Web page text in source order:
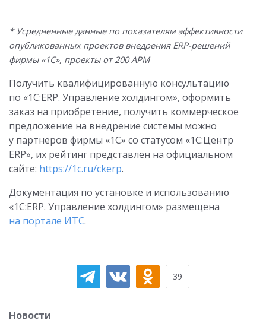
* Усредненные данные по показателям эффективности
опубликованных проектов внедрения ERP-решений
фирмы «1С», проекты от 200 АРМ
Получить квалифицированную консультацию
по «1С:ERP. Управление холдингом», оформить
заказ на приобретение, получить коммерческое
предложение на внедрение системы можно
у партнеров фирмы «1С» со статусом «1С:Центр
ERP», их рейтинг представлен на официальном
сайте: https://1c.ru/ckerp.
Документация по установке и использованию
«1С:ERP. Управление холдингом» размещена
на портале ИТС.
39
Новости